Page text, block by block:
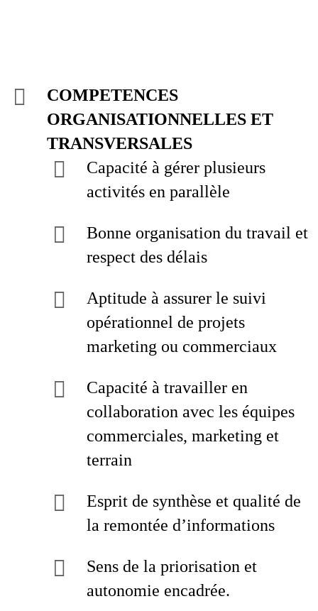
COMPETENCES
ORGANISATIONNELLES ET
TRANSVERSALES
Capacité à gérer plusieurs
activités en parallèle
Bonne organisation du travail et
respect des délais
Aptitude à assurer le suivi
opérationnel de projets
marketing ou commerciaux
Capacité à travailler en
collaboration avec les équipes
commerciales, marketing et
terrain
Esprit de synthèse et qualité de
la remontée d’informations
Sens de la priorisation et
autonomie encadrée.